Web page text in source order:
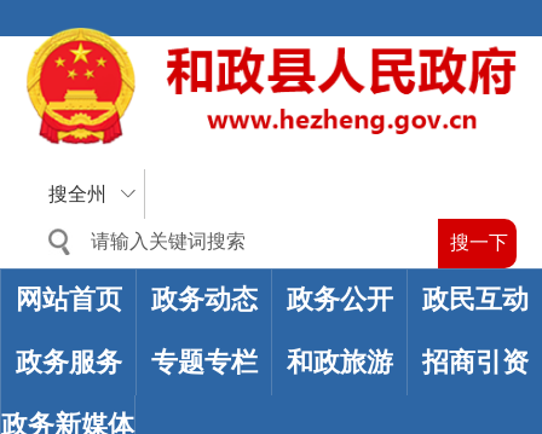
搜全州
网站首页 政务动态 政务公开 政民互动
政务服务 专题专栏 和政旅游 招商引资
政务新媒体